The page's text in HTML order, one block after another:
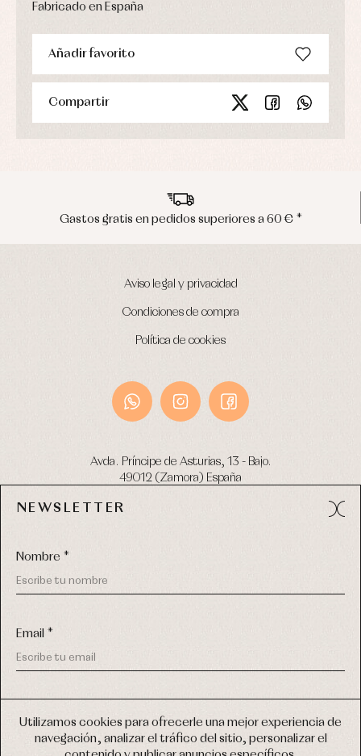
Utilizamos cookies para ofrecerle una mejor experiencia de
navegación, analizar el tráfico del sitio, personalizar el
Fabricado en España
Añadir favorito
Compartir
Gastos gratis en pedidos superiores a 60 € *
Aviso legal y privacidad
Condiciones de compra
Política de cookies
Avda. Príncipe de Asturias, 13 - Bajo.
49012 (Zamora) España
Tel: 980 049 683
COPYRIGHT © 2026 PRIMER BEBÉ.
TODOS LOS DERECHOS RESERVADOS
NEWSLETTER
Nombre *
Email *
mis datos personales explicada en laPolítica de privacidad
(*) Quiero recibir novedades y comunicaciones comerciales